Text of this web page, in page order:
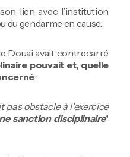
lien avec l’institution
du gendarme en cause.
Douai avait contrecarré
pouvait et, quelle
:
pas obstacle à l'exercice
sanction disciplinaire"